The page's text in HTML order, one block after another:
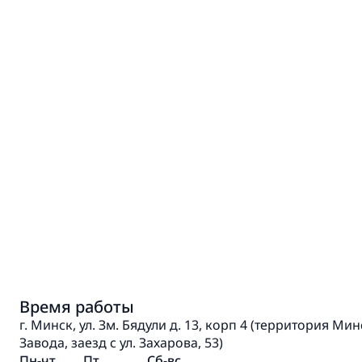
Время работы
г. Минск, ул. Зм. Бядули д. 13, корп 4 (территория
Завода, заезд с ул. Захарова, 53)